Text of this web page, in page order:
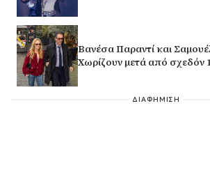
Βανέσα Παραντί και
Χωρίζουν μετά από σχεδόν
ΔΙΑΦΗΜΙΣΗ